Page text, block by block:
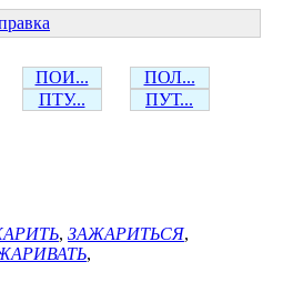
ПОИ...
ПОЛ...
ПТУ... ПУТ...
, ЗАЖАРИТЬСЯ,
,